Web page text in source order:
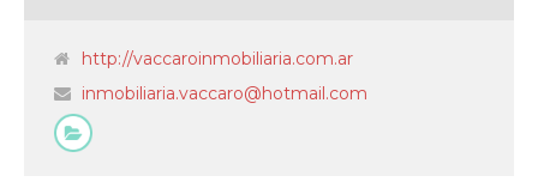
http://vaccaroinmobiliaria.com.ar
inmobiliaria.vaccaro@hotmail.com